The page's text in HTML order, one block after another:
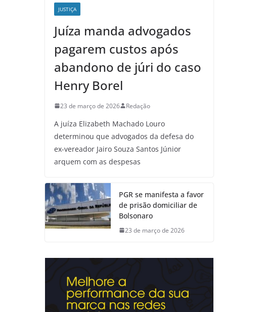
JUSTIÇA
Juíza manda advogados
pagarem custos após
abandono de júri do caso
Henry Borel
23 de março de 2026 Redação
A juíza Elizabeth Machado Louro
determinou que advogados da defesa do
ex-vereador Jairo Souza Santos Júnior
arquem com as despesas
PGR se manifesta a favor
de prisão domiciliar de
Bolsonaro
23 de março de 2026